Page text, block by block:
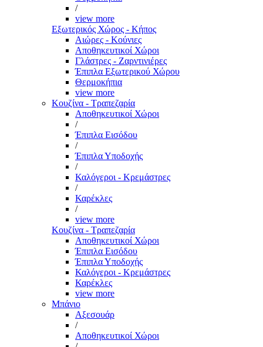
/
view more
Εξωτερικός Χώρος - Κήπος
Αιώρες - Κούνιες
Αποθηκευτικοί Χώροι
Γλάστρες - Ζαρντινιέρες
Έπιπλα Εξωτερικού Χώρου
Θερμοκήπια
view more
Κουζίνα - Τραπεζαρία
Αποθηκευτικοί Χώροι
/
Έπιπλα Εισόδου
/
Έπιπλα Υποδοχής
/
Καλόγεροι - Κρεμάστρες
/
Καρέκλες
/
view more
Κουζίνα - Τραπεζαρία
Αποθηκευτικοί Χώροι
Έπιπλα Εισόδου
Έπιπλα Υποδοχής
Καλόγεροι - Κρεμάστρες
Καρέκλες
view more
Μπάνιο
Αξεσουάρ
/
Αποθηκευτικοί Χώροι